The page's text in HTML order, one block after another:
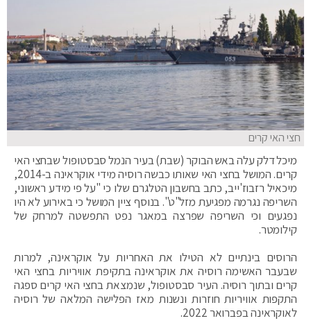
חצי האי קרים
מיכל דלק עלה באש הבוקר (שבת) בעיר הנמל סבסטופול שבחצי האי
קרים. המושל בחצי האי שאותו כבשה רוסיה מידי אוקראינה ב-2014,
מיכאיל רזבוז'ייב, כתב בחשבון הטלגרם שלו כי "על פי מידע ראשוני,
השריפה נגרמה מפגיעת מזל"ט". בנוסף ציין המושל כי באירוע לא היו
נפגעים וכי השריפה שפרצה במאגר נפט התפשטה למרחק של
קילומטר.
הרוסים בינתיים לא הטילו את האחריות על אוקראינה, למרות
שבעבר האשימה רוסיה את אוקראינה בתקיפת אוויריות בחצי האי
קרים ובתוך רוסיה. העיר סבסטופול, שנמצאת בחצי האי קרים ספגה
התקפות אוויריות חוזרות ונשנות מאז הפלישה המלאה של רוסיה
לאוקראינה בפברואר 2022.